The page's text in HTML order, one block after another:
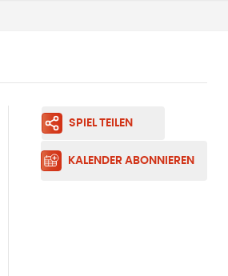
SPIEL TEILEN
KALENDER ABONNIEREN